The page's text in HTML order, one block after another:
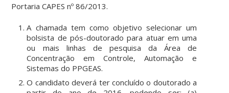
Portaria CAPES nº 86/2013.
A chamada tem como objetivo selecionar um
bolsista de pós-doutorado para atuar em uma
ou mais linhas de pesquisa da Área de
Concentração em Controle, Automação e
Sistemas do PPGEAS.
O candidato deverá ter concluído o doutorado a